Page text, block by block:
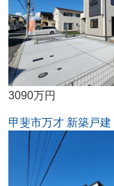
3090万円
甲斐市万才 新築戸